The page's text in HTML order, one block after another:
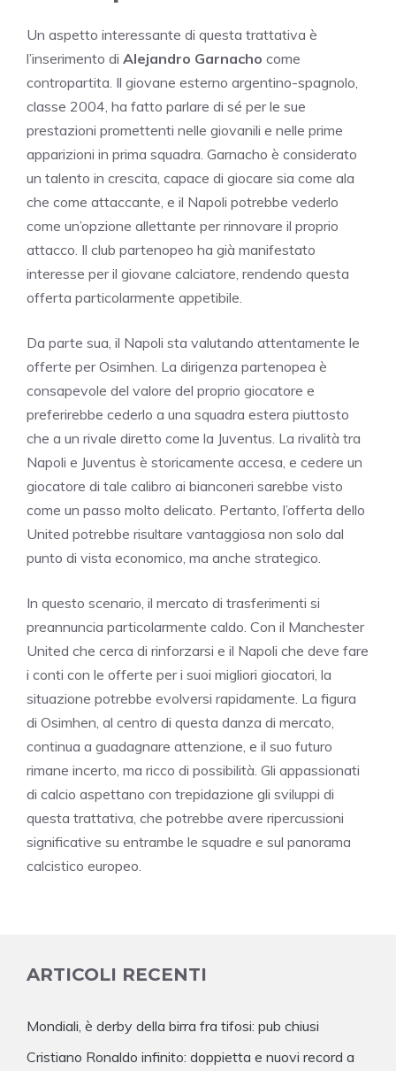
Un aspetto interessante di questa trattativa è
l’inserimento di Alejandro Garnacho come
contropartita. Il giovane esterno argentino-spagnolo,
classe 2004, ha fatto parlare di sé per le sue
prestazioni promettenti nelle giovanili e nelle prime
apparizioni in prima squadra. Garnacho è considerato
un talento in crescita, capace di giocare sia come ala
che come attaccante, e il Napoli potrebbe vederlo
come un’opzione allettante per rinnovare il proprio
attacco. Il club partenopeo ha già manifestato
interesse per il giovane calciatore, rendendo questa
offerta particolarmente appetibile.
Da parte sua, il Napoli sta valutando attentamente le
offerte per Osimhen. La dirigenza partenopea è
consapevole del valore del proprio giocatore e
preferirebbe cederlo a una squadra estera piuttosto
che a un rivale diretto come la Juventus. La rivalità tra
Napoli e Juventus è storicamente accesa, e cedere un
giocatore di tale calibro ai bianconeri sarebbe visto
come un passo molto delicato. Pertanto, l’offerta dello
United potrebbe risultare vantaggiosa non solo dal
punto di vista economico, ma anche strategico.
In questo scenario, il mercato di trasferimenti si
preannuncia particolarmente caldo. Con il Manchester
United che cerca di rinforzarsi e il Napoli che deve fare
i conti con le offerte per i suoi migliori giocatori, la
situazione potrebbe evolversi rapidamente. La figura
di Osimhen, al centro di questa danza di mercato,
continua a guadagnare attenzione, e il suo futuro
rimane incerto, ma ricco di possibilità. Gli appassionati
di calcio aspettano con trepidazione gli sviluppi di
questa trattativa, che potrebbe avere ripercussioni
significative su entrambe le squadre e sul panorama
calcistico europeo.
ARTICOLI RECENTI
Mondiali, è derby della birra fra tifosi: pub chiusi
Cristiano Ronaldo infinito: doppietta e nuovi record a